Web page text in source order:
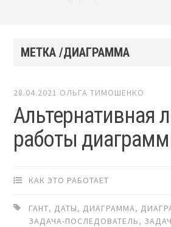
МЕТКА /ДИАГРАММА
28.04.2021 ОЛЬГА ТИМОШЕНКО
Альтернативная
работы
КАК ЭТО РАБОТАЕТ
ГАНТ, ДАТЫ, ДИАГРАММА,
ЗАДАЧА-ПОСЛЕДОВАТЕЛЬ,